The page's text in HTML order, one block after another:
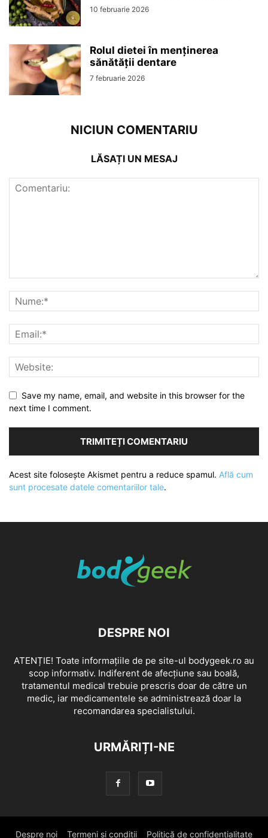
10 februarie 2026
Rolul dietei în menținerea
sănătății dentare
7 februarie 2026
NICIUN COMENTARIU
LĂSAȚI UN MESAJ
Save my name, email, and website in this browser for the
next time I comment.
Acest site folosește Akismet pentru a reduce spamul. Află cum
sunt procesate datele comentariilor tale.
DESPRE NOI
ATENȚIE! Toate informațiile de pe site-ul bodygeek.ro au
scop informativ. Indiferent de afecțiune sau boală,
tratamentul medical trebuie prescris doar de către un
medic, iar medicamentele se administrează doar la
recomandarea specialistului.
URMĂRIȚI-NE
Despre noi Termeni si conditii Politică de confidențialitate